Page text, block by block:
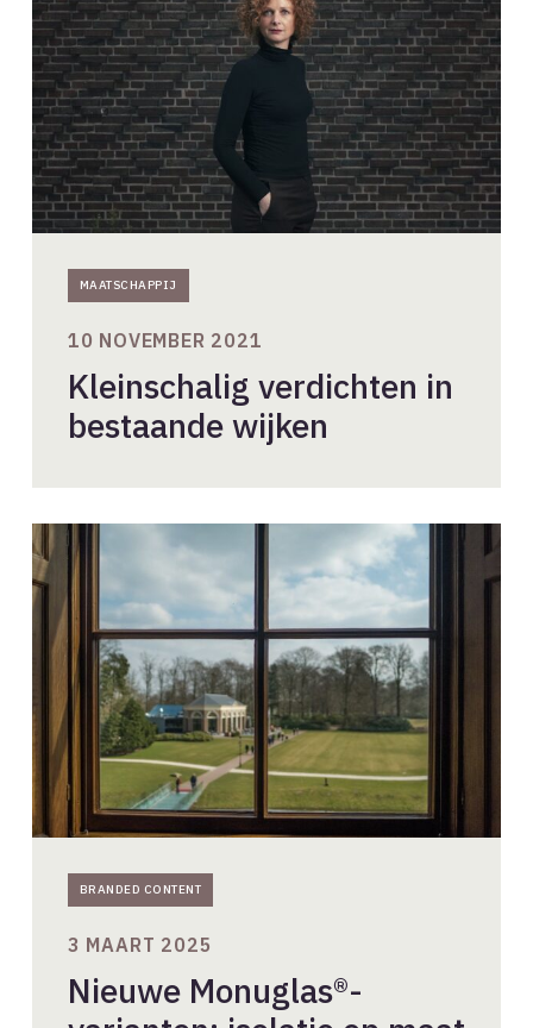
MAATSCHAPPIJ
wijken
Kleinschalig verdichten in
bestaande wijken
10 NOVEMBER 2021
BRANDED CONTENT
Nieuwe
Monuglas®-
varianten:
isolatie
monumenten
Nieuwe Monuglas®-
3 MAART 2025